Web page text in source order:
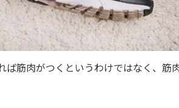
筋肉がつくというわけではなく、 筋